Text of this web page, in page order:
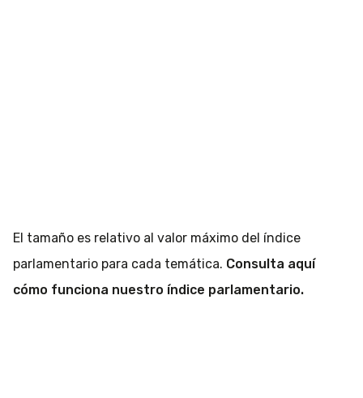
El tamaño es relativo al valor máximo del índice
parlamentario para cada temática. Consulta aquí
cómo funciona nuestro índice parlamentario.